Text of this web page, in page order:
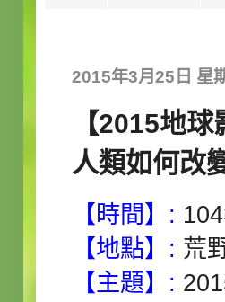
2015年3月25日 星
【2015地
人類如何改
【時間】:
【地點】: 荒
【主題】: